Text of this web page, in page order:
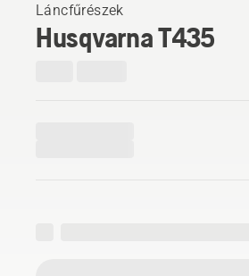
Láncfűrészek
Husqvarna T435